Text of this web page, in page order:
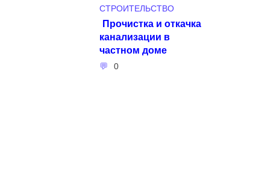
СТРОИТЕЛЬСТВО
Прочистка и откачка
канализации в
частном доме
0